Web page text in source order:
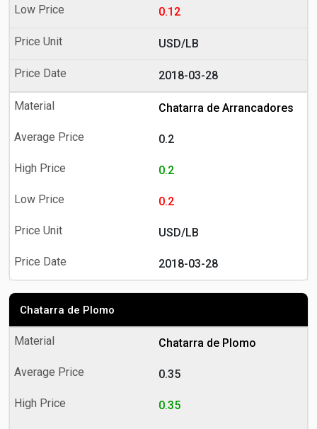
0.12
USD/LB
2018-03-28
Chatarra de Arrancadores
0.2
0.2
0.2
USD/LB
2018-03-28
Chatarra de Plomo
Chatarra de Plomo
0.35
0.35